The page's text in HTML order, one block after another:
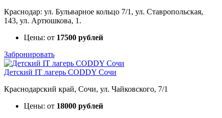
Краснодар: ул. Бульварное кольцо 7/1, ул. Ставропольская,
143, ул. Артюшкова, 1.
Цены: от 17500 рублей
Забронировать
Детский IT лагерь CODDY Сочи
Краснодарский край, Сочи, ул. Чайковского, 7/1
Цены: от 18000 рублей